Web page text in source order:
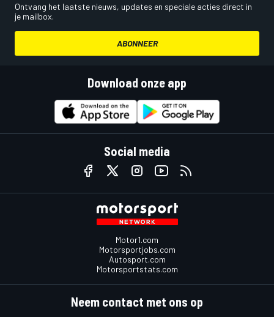
Ontvang het laatste nieuws, updates en speciale acties direct in
je mailbox.
ABONNEER
Download onze app
Social media
Motor1.com
Motorsportjobs.com
Autosport.com
Motorsportstats.com
Neem contact met ons op